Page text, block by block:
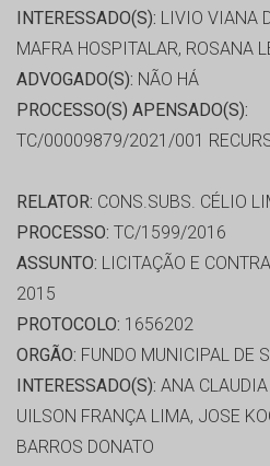
INTERESSADO(S): LIVIO VIANA
MAFRA HOSPITALAR, ROSANA
ADVOGADO(S): NÃO HÁ
PROCESSO(S) APENSADO(S):
TC/00009879/2021/001
RELATOR: CONS.SUBS. CÉLIO
PROCESSO: TC/1599/2016
ASSUNTO: LICITAÇÃO E
2015
PROTOCOLO: 1656202
ORGÃO: FUNDO MUNICIPAL DE
INTERESSADO(S): ANA
UILSON FRANÇA LIMA, JOSE
BARROS DONATO